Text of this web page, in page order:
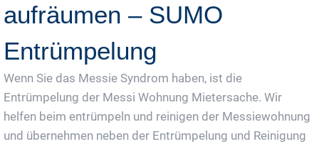
aufräumen – SUMO
Entrümpelung
Wenn Sie das Messie Syndrom haben, ist die
Entrümpelung der Messi Wohnung Mietersache. Wir
helfen beim entrümpeln und reinigen der Messiewohnung
und übernehmen neben der Entrümpelung und Reinigung